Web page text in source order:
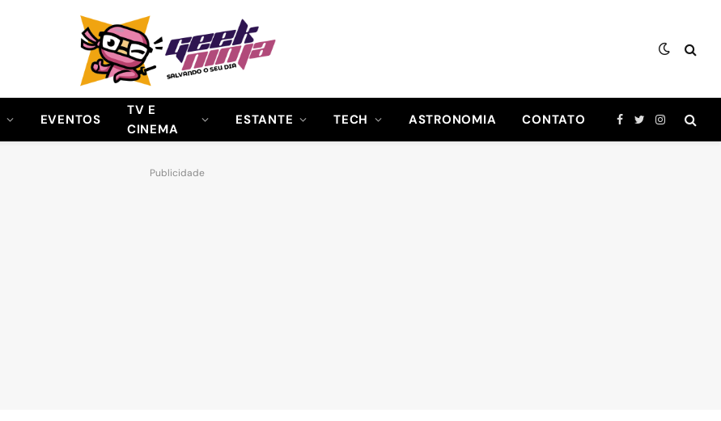
EVENTOS
TV E
CINEMA
ESTANTE TECH ASTRONOMIA CONTATO Facebook
TwitterInstagram
Publicidade